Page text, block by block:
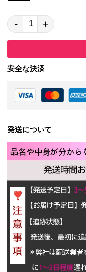
- +
安全な決済
発送について